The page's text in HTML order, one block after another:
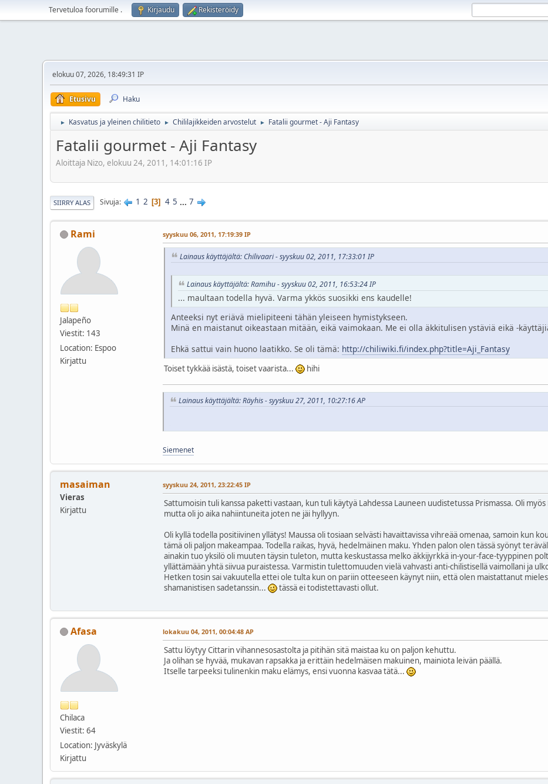
Tervetuloa foorumille . Kirjaudu Rekisteröidy
elokuu 07, 2026, 18:49:31 IP
Etusivu Haku
► Kasvatus ja yleinen chilitieto ► Chililajikkeiden arvostelut ► Fatalii gourmet - Aji Fantasy
Fatalii gourmet - Aji Fantasy
Aloittaja Nizo, elokuu 24, 2011, 14:01:16 IP
SIIRRY ALAS Sivuja 1 2 3 4 5 ... 7
Rami
Jalapeño
Viestit: 143
Location: Espoo
Kirjattu
syyskuu 06, 2011, 17:19:39 IP
Lainaus käyttäjältä: Chilivaari - syyskuu 02, 2011, 17:33:01 IP
Lainaus käyttäjältä: Ramihu - syyskuu 02, 2011, 16:53:24 IP
... maultaan todella hyvä. Varma ykkös suosikki ens kaudelle!
Anteeksi nyt eriävä mielipiteeni tähän yleiseen hymistykseen.
Minä en maistanut oikeastaan mitään, eikä vaimokaan. Me ei olla äkkitulisen ystäviä eikä -
Ehkä sattui vain huono laatikko. Se oli tämä: http://chiliwiki.fi/index.php?title=Aji_Fantasy
Toiset tykkää isästä, toiset vaarista... hihi
Lainaus käyttäjältä: Räyhis - syyskuu 27, 2011, 10:27:16 AP
Siemenet
masaiman
Vieras
Kirjattu
syyskuu 24, 2011, 23:22:45 IP
Sattumoisin tuli kanssa paketti vastaan, kun tuli käytyä Lahdessa Launeen uudistetussa Prismassa. Oli
mutta oli jo aika nahiintuneita joten ne jäi hyllyyn.
Oli kyllä todella positiivinen yllätys! Maussa oli tosiaan selvästi havaittavissa vihreää omenaa, samoin kun
tämä oli paljon makeampaa. Todella raikas, hyvä, hedelmäinen maku. Yhden palon olen tässä syönyt
ainakin tuo yksilö oli muuten täysin tuleton, mutta keskustassa melko äkkijyrkkä in-your-face-tyyppinen
yllättämään yhtä siivua puraistessa. Varmistin tulettomuuden vielä vahvasti anti-chilistisellä vaimollani ja
Hetken tosin sai vakuutella ettei ole tulta kun on pariin otteeseen käynyt niin, että olen maistattanut
shamanistisen sadetanssin...
tässä ei todistettavasti ollut.
Afasa
Chilaca
Viestit: 64
Location: Jyväskylä
Kirjattu
lokakuu 04, 2011, 00:04:48 AP
Sattu löytyy Cittarin vihannesosastolta ja pitihän sitä maistaa ku on paljon kehuttu.
Ja olihan se hyvää, mukavan rapsakka ja erittäin hedelmäisen makuinen, mainiota leivän päällä.
Itselle tarpeeksi tulinenkin maku elämys, ensi vuonna kasvaa tätä...